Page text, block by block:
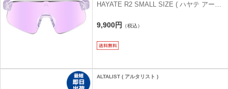
HAYATE R2 SMALL SIZE ( ハヤテ アール
トクリアパープル ( パープルミラー/VIV20
9,900円 （税込）
ALTALIST ( アルタリスト )